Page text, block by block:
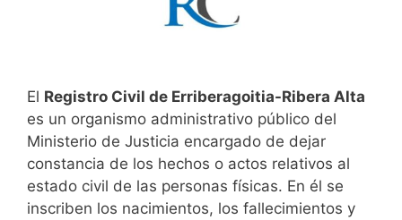
El Registro Civil de Erriberagoitia-Ribera Alta
es un organismo administrativo público del
Ministerio de Justicia encargado de dejar
constancia de los hechos o actos relativos al
estado civil de las personas físicas. En él se
inscriben los nacimientos, los fallecimientos y